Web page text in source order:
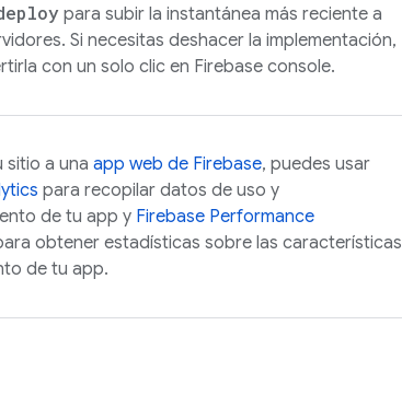
para subir la instantánea más reciente a
Si necesitas deshacer la implementación,
con un solo clic en Firebase console.
sitio a una app web de Firebase, puedes usar
para recopilar datos de uso y
de tu app y Firebase Performance
obtener estadísticas sobre las características
de tu app.